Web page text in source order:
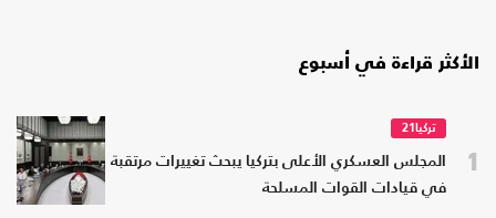
الأكثر قراءة في أسبوع
1
تركيا21
المجلس العسكري الأعلى بتركيا يبحث تغييرات مرتقبة
في قيادات القوات المسلحة